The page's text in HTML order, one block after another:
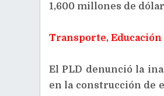
1,600 millones de
Transporte,
El PLD denunció la
en la construcción de